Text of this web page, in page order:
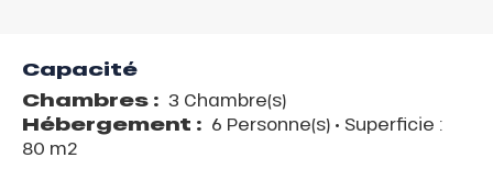
Capacité
Chambres : 3 Chambre(s)
Hébergement : 6 Personne(s) • Superficie :
80 m2